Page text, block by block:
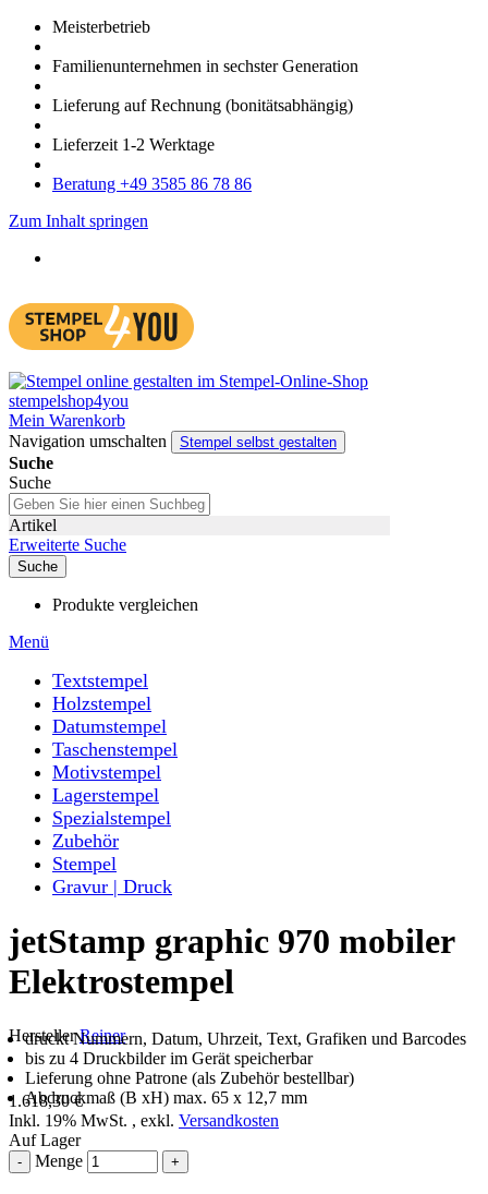
Meister­betrieb
Familien­unter­nehmen in sechster Gene­ration
Lieferung auf Rech­nung (bonitätsabhängig)
Liefer­zeit 1-2 Werk­tage
Bera­tung +49 3585 86 78 86
Zum Inhalt springen
Mein Warenkorb
Navigation umschalten
Stempel selbst gestalten
Suche
Suche
Artikel
Erweiterte Suche
Suche
Produkte vergleichen
Menü
Textstempel
Holzstempel
Datumstempel
Taschenstempel
Motivstempel
Lagerstempel
Spezialstempel
Zubehör
Stempel
Gravur | Druck
jetStamp graphic 970 mobiler
Elektrostempel
HerstellerReiner
druckt Nummern, Datum, Uhrzeit, Text, Grafiken und Barcodes
bis zu 4 Druckbilder im Gerät speicherbar
Lieferung ohne Patrone (als Zubehör bestellbar)
Abdruckmaß (B xH) max. 65 x 12,7 mm
1.618,30 €
Inkl. 19% MwSt. , exkl. Versandkosten
Auf Lager
- Menge +